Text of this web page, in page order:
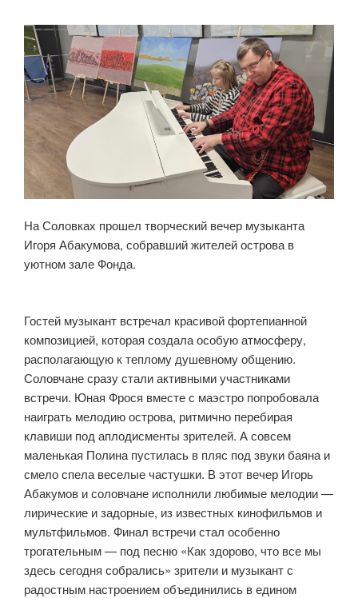
На Соловках прошел творческий вечер музыканта
Игоря Абакумова, собравший жителей острова в
уютном зале Фонда.
Гостей музыкант встречал красивой фортепианной
композицией, которая создала особую атмосферу,
располагающую к теплому душевному общению.
Соловчане сразу стали активными участниками
встречи. Юная Фрося вместе с маэстро попробовала
наиграть мелодию острова, ритмично перебирая
клавиши под аплодисменты зрителей. А совсем
маленькая Полина пустилась в пляс под звуки баяна и
смело спела веселые частушки. В этот вечер Игорь
Абакумов и соловчане исполнили любимые мелодии —
лирические и задорные, из известных кинофильмов и
мультфильмов. Финал встречи стал особенно
трогательным — под песню «Как здорово, что все мы
здесь сегодня собрались» зрители и музыкант с
радостным настроением объединились в едином